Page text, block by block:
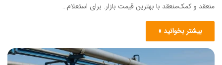
منعقد و کمک‌منعقد با بهترین قیمت بازار. برای استعلام…
بیشتر بخوانید »